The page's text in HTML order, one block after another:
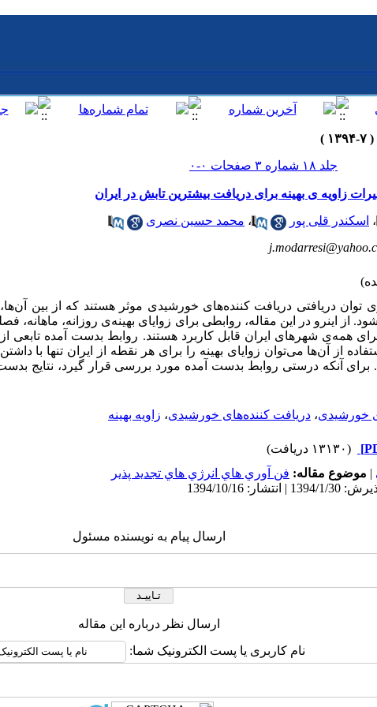
جلد ۱۸ شماره ۳ صفحات ۰-۰
زاویه ی بهینه برای دریافت بیشترین تابش در ایران
، اسکندر قلی پور ، محمد حسین نصری
دریافتی دریافت کننده‌های خورشیدی موثر هستند که از بین آن‌ها،
از اینرو در این مقاله، روابطی برای زوایای بهینه‌ی روزانه،
همه‌ی شهرهای ایران قابل کاربرد هستند. روابط بدست آمده
از آن‌ها می‌توان زوایا‌ی بهینه را برای هر نقطه از ایران تنها با
آنکه درستی روابط بدست آمده مورد بررسی قرار گیرد، نتایج بدست
خورشیدی، دریافت کننده‌های خورشیدی، زاویه بهینه
(۱۳۱۳۰ دریافت)
| موضوع مقاله: فن آوري هاي انرژي هاي تجديد پذير
ارسال پیام به نویسنده مسئول
ارسال نظر درباره این مقاله
نام کاربری یا پست الکترونیک شما: